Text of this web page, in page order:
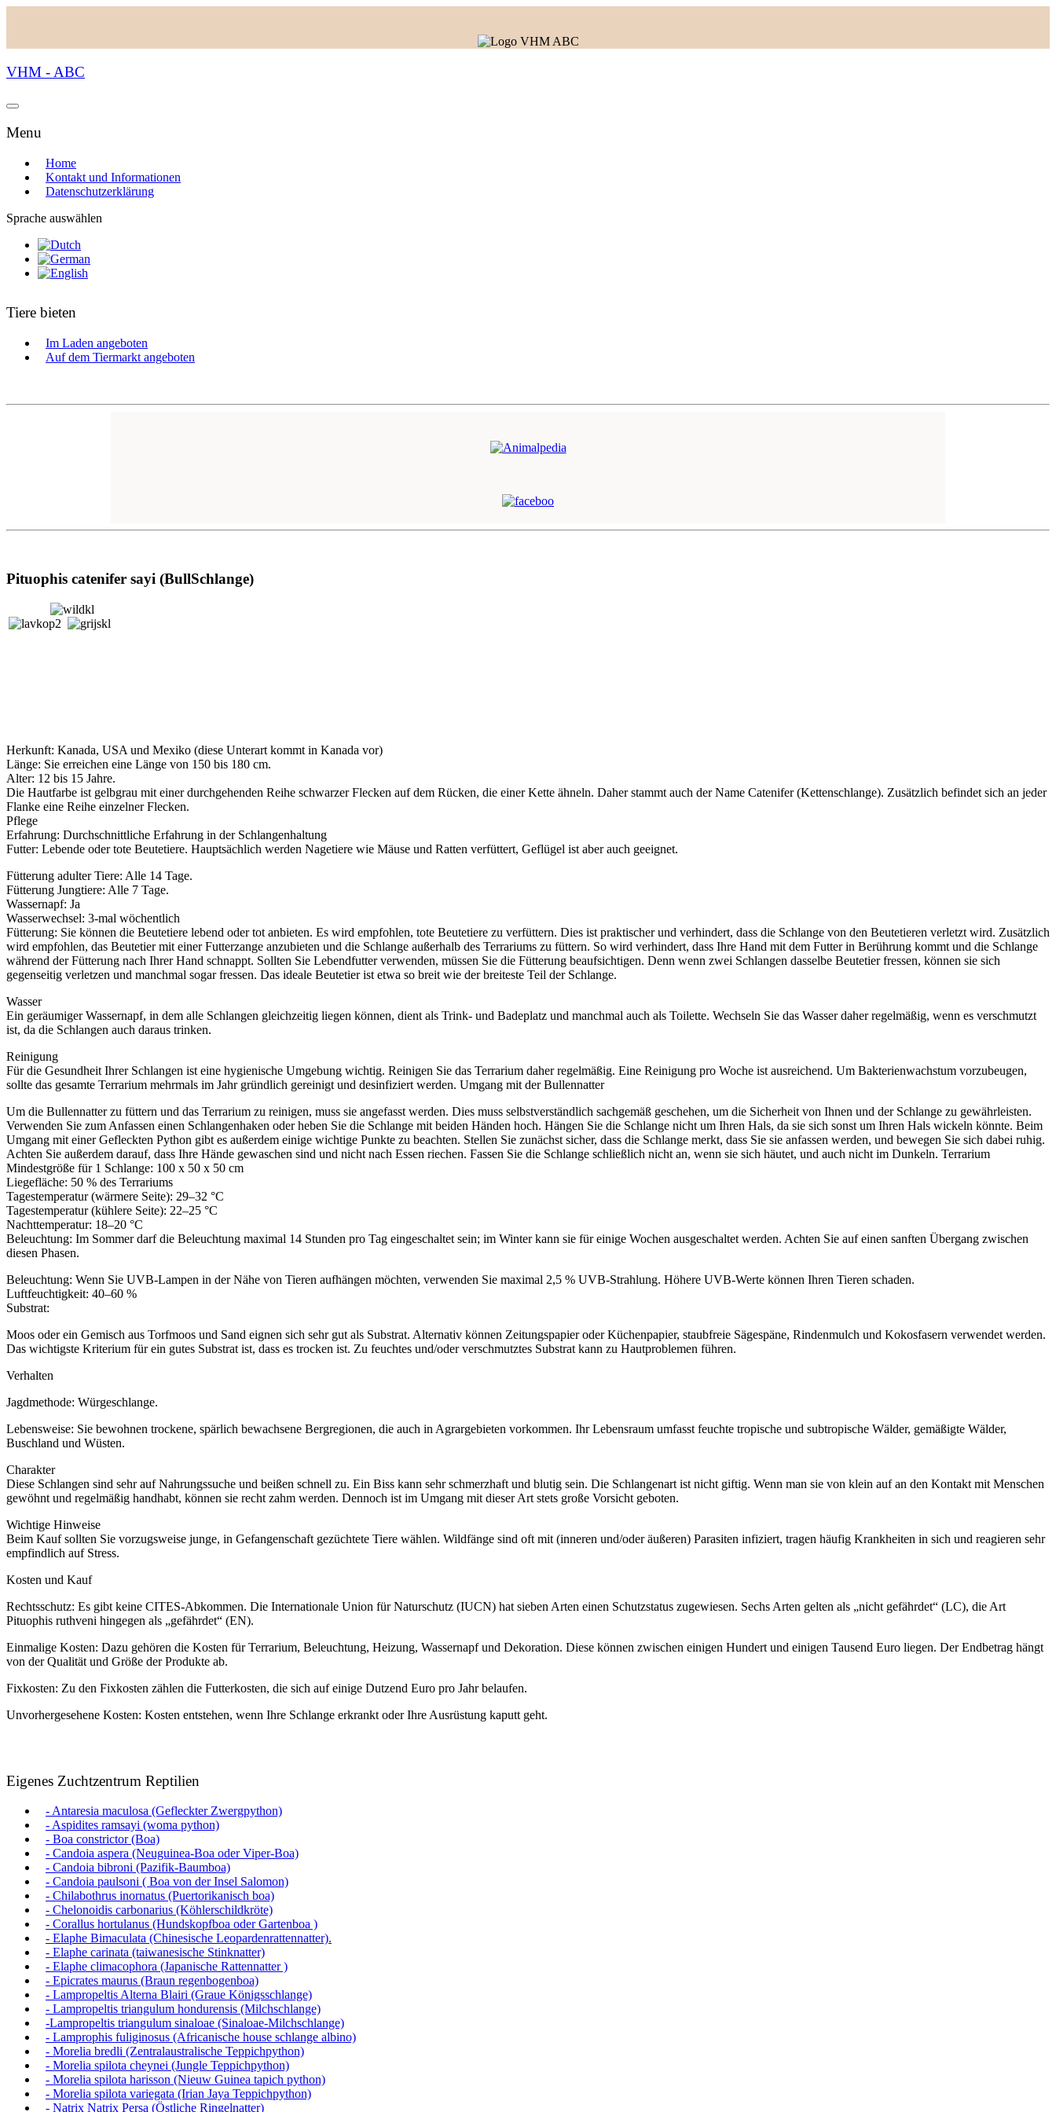
VHM - ABC
Menu
Home
Kontakt und Informationen
Datenschutzerklärung
Sprache auswählen
Tiere bieten
Im Laden angeboten
Auf dem Tiermarkt angeboten
Pituophis catenifer sayi (BullSchlange)
Herkunft: Kanada, USA und Mexiko (diese Unterart kommt in Kanada vor)
Länge: Sie erreichen eine Länge von 150 bis 180 cm.
Alter: 12 bis 15 Jahre.
Die Hautfarbe ist gelbgrau mit einer durchgehenden Reihe schwarzer Flecken auf dem Rücken, die einer Kette ähneln. Daher stammt auch der Name Catenifer (Kettenschlange). Zusätzlich befindet sich an jeder
Flanke eine Reihe einzelner Flecken.
Pflege
Erfahrung: Durchschnittliche Erfahrung in der Schlangenhaltung
Futter: Lebende oder tote Beutetiere. Hauptsächlich werden Nagetiere wie Mäuse und Ratten verfüttert, Geflügel ist aber auch geeignet.
Fütterung adulter Tiere: Alle 14 Tage.
Fütterung Jungtiere: Alle 7 Tage.
Wassernapf: Ja
Wasserwechsel: 3-mal wöchentlich
Fütterung: Sie können die Beutetiere lebend oder tot anbieten. Es wird empfohlen, tote Beutetiere zu verfüttern. Dies ist praktischer und verhindert, dass die Schlange von den Beutetieren verletzt wird. Zusätzlich
wird empfohlen, das Beutetier mit einer Futterzange anzubieten und die Schlange außerhalb des Terrariums zu füttern. So wird verhindert, dass Ihre Hand mit dem Futter in Berührung kommt und die Schlange
während der Fütterung nach Ihrer Hand schnappt. Sollten Sie Lebendfutter verwenden, müssen Sie die Fütterung beaufsichtigen. Denn wenn zwei Schlangen dasselbe Beutetier fressen, können sie sich
gegenseitig verletzen und manchmal sogar fressen. Das ideale Beutetier ist etwa so breit wie der breiteste Teil der Schlange.
Wasser
Ein geräumiger Wassernapf, in dem alle Schlangen gleichzeitig liegen können, dient als Trink- und Badeplatz und manchmal auch als Toilette. Wechseln Sie das Wasser daher regelmäßig, wenn es verschmutzt
ist, da die Schlangen auch daraus trinken.
Reinigung
Für die Gesundheit Ihrer Schlangen ist eine hygienische Umgebung wichtig. Reinigen Sie das Terrarium daher regelmäßig. Eine Reinigung pro Woche ist ausreichend. Um Bakterienwachstum vorzubeugen,
sollte das gesamte Terrarium mehrmals im Jahr gründlich gereinigt und desinfiziert werden. Umgang mit der Bullennatter
Um die Bullennatter zu füttern und das Terrarium zu reinigen, muss sie angefasst werden. Dies muss selbstverständlich sachgemäß geschehen, um die Sicherheit von Ihnen und der Schlange zu gewährleisten.
Verwenden Sie zum Anfassen einen Schlangenhaken oder heben Sie die Schlange mit beiden Händen hoch. Hängen Sie die Schlange nicht um Ihren Hals, da sie sich sonst um Ihren Hals wickeln könnte. Beim
Umgang mit einer Gefleckten Python gibt es außerdem einige wichtige Punkte zu beachten. Stellen Sie zunächst sicher, dass die Schlange merkt, dass Sie sie anfassen werden, und bewegen Sie sich dabei ruhig.
Achten Sie außerdem darauf, dass Ihre Hände gewaschen sind und nicht nach Essen riechen. Fassen Sie die Schlange schließlich nicht an, wenn sie sich häutet, und auch nicht im Dunkeln. Terrarium
Mindestgröße für 1 Schlange: 100 x 50 x 50 cm
Liegefläche: 50 % des Terrariums
Tagestemperatur (wärmere Seite): 29–32 °C
Tagestemperatur (kühlere Seite): 22–25 °C
Nachttemperatur: 18–20 °C
Beleuchtung: Im Sommer darf die Beleuchtung maximal 14 Stunden pro Tag eingeschaltet sein; im Winter kann sie für einige Wochen ausgeschaltet werden. Achten Sie auf einen sanften Übergang zwischen
diesen Phasen.
Beleuchtung: Wenn Sie UVB-Lampen in der Nähe von Tieren aufhängen möchten, verwenden Sie maximal 2,5 % UVB-Strahlung. Höhere UVB-Werte können Ihren Tieren schaden.
Luftfeuchtigkeit: 40–60 %
Substrat:
Moos oder ein Gemisch aus Torfmoos und Sand eignen sich sehr gut als Substrat. Alternativ können Zeitungspapier oder Küchenpapier, staubfreie Sägespäne, Rindenmulch und Kokosfasern verwendet werden.
Das wichtigste Kriterium für ein gutes Substrat ist, dass es trocken ist. Zu feuchtes und/oder verschmutztes Substrat kann zu Hautproblemen führen.
Verhalten
Jagdmethode: Würgeschlange.
Lebensweise: Sie bewohnen trockene, spärlich bewachsene Bergregionen, die auch in Agrargebieten vorkommen. Ihr Lebensraum umfasst feuchte tropische und subtropische Wälder, gemäßigte Wälder,
Buschland und Wüsten.
Charakter
Diese Schlangen sind sehr auf Nahrungssuche und beißen schnell zu. Ein Biss kann sehr schmerzhaft und blutig sein. Die Schlangenart ist nicht giftig. Wenn man sie von klein auf an den Kontakt mit Menschen
gewöhnt und regelmäßig handhabt, können sie recht zahm werden. Dennoch ist im Umgang mit dieser Art stets große Vorsicht geboten.
Wichtige Hinweise
Beim Kauf sollten Sie vorzugsweise junge, in Gefangenschaft gezüchtete Tiere wählen. Wildfänge sind oft mit (inneren und/oder äußeren) Parasiten infiziert, tragen häufig Krankheiten in sich und reagieren sehr
empfindlich auf Stress.
Kosten und Kauf
Rechtsschutz: Es gibt keine CITES-Abkommen. Die Internationale Union für Naturschutz (IUCN) hat sieben Arten einen Schutzstatus zugewiesen. Sechs Arten gelten als „nicht gefährdet“ (LC), die Art
Pituophis ruthveni hingegen als „gefährdet“ (EN).
Einmalige Kosten: Dazu gehören die Kosten für Terrarium, Beleuchtung, Heizung, Wassernapf und Dekoration. Diese können zwischen einigen Hundert und einigen Tausend Euro liegen. Der Endbetrag hängt
von der Qualität und Größe der Produkte ab.
Fixkosten: Zu den Fixkosten zählen die Futterkosten, die sich auf einige Dutzend Euro pro Jahr belaufen.
Unvorhergesehene Kosten: Kosten entstehen, wenn Ihre Schlange erkrankt oder Ihre Ausrüstung kaputt geht.
Eigenes Zuchtzentrum Reptilien
- Antaresia maculosa (Gefleckter Zwergpython)
- Aspidites ramsayi (woma python)
- Boa constrictor (Boa)
- Candoia aspera (Neuguinea-Boa oder Viper-Boa)
- Candoia bibroni (Pazifik-Baumboa)
- Candoia paulsoni ( Boa von der Insel Salomon)
- Chilabothrus inornatus (Puertorikanisch boa)
- Chelonoidis carbonarius (Köhlerschildkröte)
- Corallus hortulanus (Hundskopfboa oder Gartenboa )
- Elaphe Bimaculata (Chinesische Leopardenrattennatter).
- Elaphe carinata (taiwanesische Stinknatter)
- Elaphe climacophora (Japanische Rattennatter )
- Epicrates maurus (Braun regenbogenboa)
- Lampropeltis Alterna Blairi (Graue Königsschlange)
- Lampropeltis triangulum hondurensis (Milchschlange)
-Lampropeltis triangulum sinaloae (Sinaloae-Milchschlange)
- Lamprophis fuliginosus (Africanische house schlange albino)
- Morelia bredli (Zentralaustralische Teppichpython)
- Morelia spilota cheynei (Jungle Teppichpython)
- Morelia spilota harisson (Nieuw Guinea tapich python)
- Morelia spilota variegata (Irian Jaya Teppichpython)
- Natrix Natrix Persa (Östliche Ringelnatter)